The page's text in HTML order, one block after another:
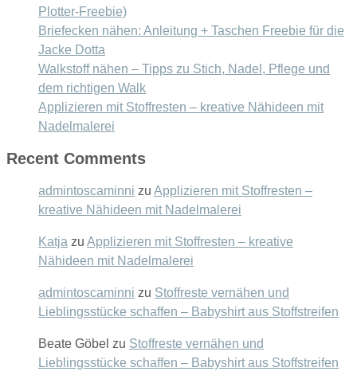
Plotter-Freebie)
Briefecken nähen: Anleitung + Taschen Freebie für die
Jacke Dotta
Walkstoff nähen – Tipps zu Stich, Nadel, Pflege und
dem richtigen Walk
Applizieren mit Stoffresten – kreative Nähideen mit
Nadelmalerei
Recent Comments
admintoscaminni zu Applizieren mit Stoffresten –
kreative Nähideen mit Nadelmalerei
Katja zu Applizieren mit Stoffresten – kreative
Nähideen mit Nadelmalerei
admintoscaminni zu Stoffreste vernähen und
Lieblingsstücke schaffen – Babyshirt aus Stoffstreifen
Beate Göbel zu Stoffreste vernähen und
Lieblingsstücke schaffen – Babyshirt aus Stoffstreifen